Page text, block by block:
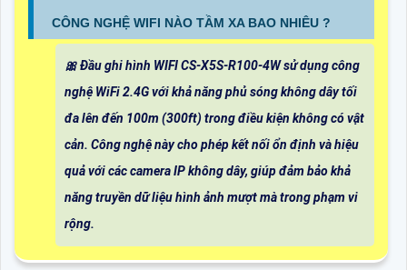
CÔNG NGHỆ WIFI NÀO TẦM XA BAO NHIÊU ?
🎀 Đầu ghi hình WIFI CS-X5S-R100-4W sử dụng công
nghệ WiFi 2.4G với khả năng phủ sóng không dây tối
đa lên đến 100m (300ft) trong điều kiện không có vật
cản. Công nghệ này cho phép kết nối ổn định và hiệu
quả với các camera IP không dây, giúp đảm bảo khả
năng truyền dữ liệu hình ảnh mượt mà trong phạm vi
rộng.